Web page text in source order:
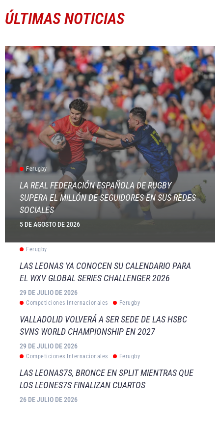
ÚLTIMAS NOTICIAS
Ferugby
LA REAL FEDERACIÓN ESPAÑOLA DE RUGBY
SUPERA EL MILLÓN DE SEGUIDORES EN SUS REDES
SOCIALES
5 DE AGOSTO DE 2026
Ferugby
LAS LEONAS YA CONOCEN SU CALENDARIO PARA
EL WXV GLOBAL SERIES CHALLENGER 2026
29 DE JULIO DE 2026
Competiciones Internacionales Ferugby
VALLADOLID VOLVERÁ A SER SEDE DE LAS HSBC
SVNS WORLD CHAMPIONSHIP EN 2027
29 DE JULIO DE 2026
Competiciones Internacionales Ferugby
LAS LEONAS7S, BRONCE EN SPLIT MIENTRAS QUE
LOS LEONES7S FINALIZAN CUARTOS
26 DE JULIO DE 2026